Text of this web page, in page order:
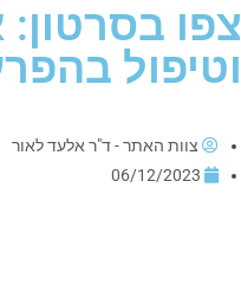
צפו
וטיפול
צוות האתר - ד"ר אלעד לאור
06/12/2023